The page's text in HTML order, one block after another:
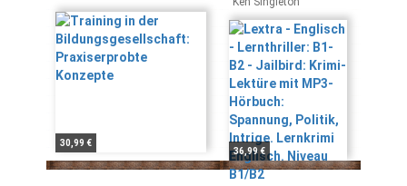
Konzepte
30,99 €
Krimi-Lektüre
mit MP3-
Hörbuch:
Spannung,
Politik, Intrige.
Lernkrimi
Englisch. Niveau
B1/B2
36,99 €